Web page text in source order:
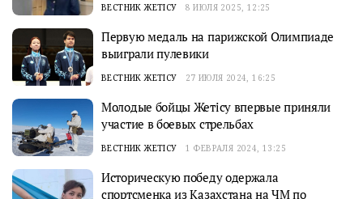
ВЕСТНИК ЖЕТІСУ 8 ИЮЛЯ 2025, 12:25
Первую медаль на парижской Олимпиаде
выиграли пулевики
ВЕСТНИК ЖЕТІСУ 27 ИЮЛЯ 2024, 16:25
Молодые бойцы Жетiсу впервые приняли
участие в боевых стрельбах
ВЕСТНИК ЖЕТІСУ 1 ФЕВРАЛЯ 2024, 13:25
Историческую победу одержала
спортсменка из Казахстана на ЧМ по